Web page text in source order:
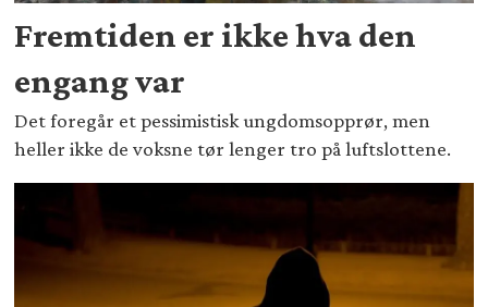
Fremtiden er ikke hva den
engang var
Det foregår et pessimistisk ungdomsopprør, men
heller ikke de voksne tør lenger tro på luftslottene.